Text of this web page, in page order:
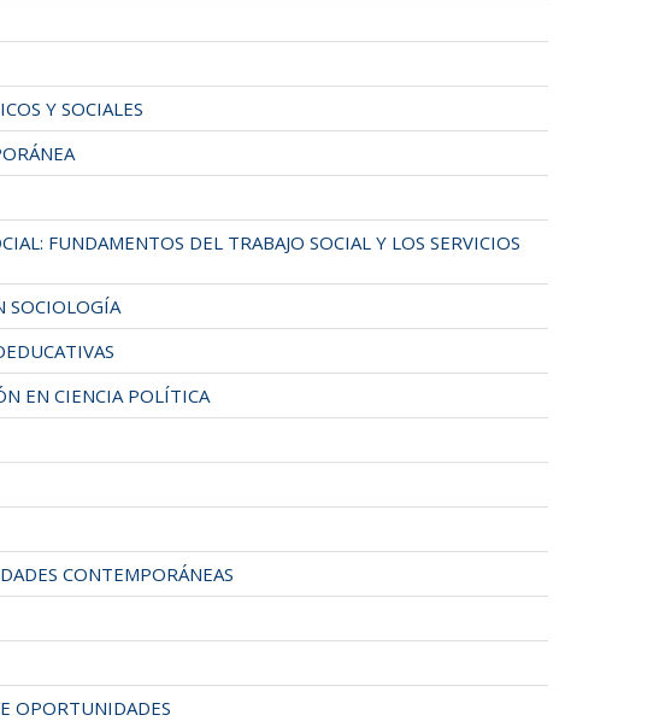
Y SOCIALES
FUNDAMENTOS DEL TRABAJO SOCIAL Y LOS SERVICIOS
SOCIOLOGÍA
EN CIENCIA POLÍTICA
CONTEMPORÁNEAS
OPORTUNIDADES